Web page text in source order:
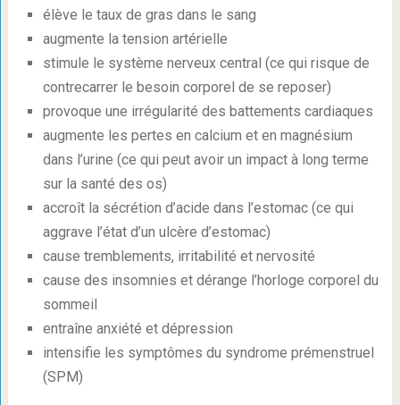
élève le taux de gras dans le sang
augmente la tension artérielle
stimule le système nerveux central (ce qui risque de
contrecarrer le besoin corporel de se reposer)
provoque une irrégularité des battements cardiaques
augmente les pertes en calcium et en magnésium
dans l’urine (ce qui peut avoir un impact à long terme
sur la santé des os)
accroît la sécrétion d’acide dans l’estomac (ce qui
aggrave l’état d’un ulcère d’estomac)
cause tremblements, irritabilité et nervosité
cause des insomnies et dérange l’horloge corporel du
sommeil
entraîne anxiété et dépression
intensifie les symptômes du syndrome prémenstruel
(SPM)